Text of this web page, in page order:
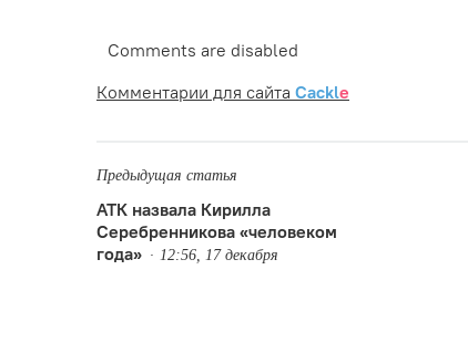
Comments are disabled
Комментарии для сайта Cackle
Предыдущая статья
АТК назвала Кирилла
Серебренникова «человеком
года»
12:56, 17 декабря